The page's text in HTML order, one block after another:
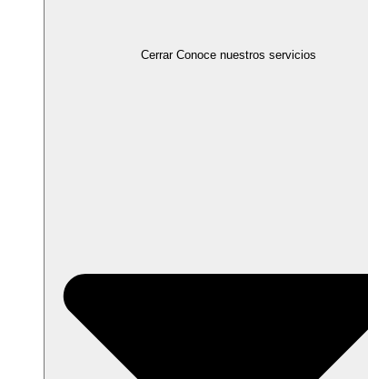
Cerrar Conoce nuestros servicios